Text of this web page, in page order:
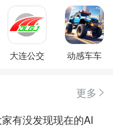
大连公交 动感车车
更多
没发现现在的AI